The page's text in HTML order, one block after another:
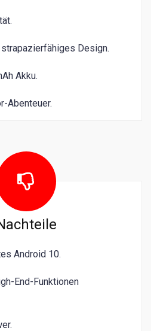
Design.
Akku.
Abenteuer.
Android 10.
End-Funktionen